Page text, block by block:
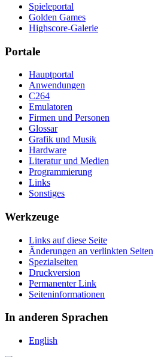
Spieleportal
Golden Games
Highscore-Galerie
Portale
Hauptportal
Anwendungen
C264
Emulatoren
Firmen und Personen
Glossar
Grafik und Musik
Hardware
Literatur und Medien
Programmierung
Links
Sonstiges
Werkzeuge
Links auf diese Seite
Änderungen an verlinkten Seiten
Spezialseiten
Druckversion
Permanenter Link
Seiten­­informationen
In anderen Sprachen
English